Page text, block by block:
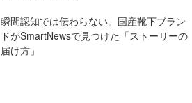
瞬間認知では伝わらない。国産靴下ブラン
ドがSmartNewsで見つけた「ストーリーの
届け方」